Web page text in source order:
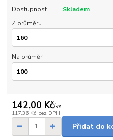
Dostupnost
Skladem
Z průměru
Na průměr
142,00 Kč/ks
117,36 Kč bez DPH
Přidat do